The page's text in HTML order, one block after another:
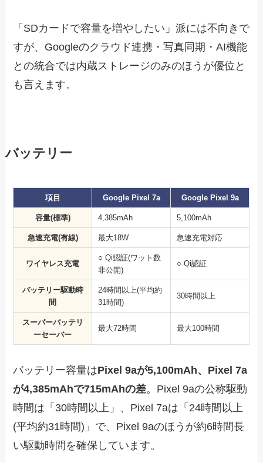
「SDカードで容量を増やしたい」派には不向きで
すが、Googleのクラウド連携・写真同期・AI機能
との統合では内蔵ストレージのみのほうが優位と
も言えます。
バッテリー
項目 Google Pixel 7a Google Pixel 9a
容量(標準) 4,385mAh 5,100mAh
急速充電(有線) 最大18W 急速充電対応
ワイヤレス充電
○ Qi認証(ワット数
非公開)
○ Qi認証
バッテリー駆動時
間
24時間以上(平均約
31時間)
30時間以上
スーパーバッテリ
ーセーバー
最大72時間 最大100時間
バッテリー容量はPixel 9aが5,100mAh、Pixel 7a
が4,385mAhで715mAhの差。Pixel 9aの公称駆動
時間は「30時間以上」、Pixel 7aは「24時間以上
(平均約31時間)」で、Pixel 9aのほうが約6時間長
い駆動時間を確保しています。